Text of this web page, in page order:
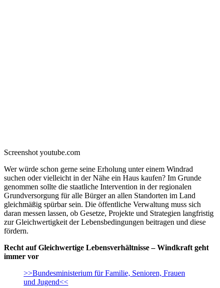
Screenshot youtube.com
Wer würde schon gerne seine Erholung unter einem Windrad
suchen oder vielleicht in der Nähe ein Haus kaufen? Im Grunde
genommen sollte die staatliche Intervention in der regionalen
Grundversorgung für alle Bürger an allen Standorten im Land
gleichmäßig spürbar sein. Die öffentliche Verwaltung muss sich
daran messen lassen, ob Gesetze, Projekte und Strategien langfristig
zur Gleichwertigkeit der Lebensbedingungen beitragen und diese
fördern.
Recht auf Gleichwertige Lebensverhältnisse – Windkraft geht
immer vor
>>Bundesministerium für Familie, Senioren, Frauen
und Jugend<<